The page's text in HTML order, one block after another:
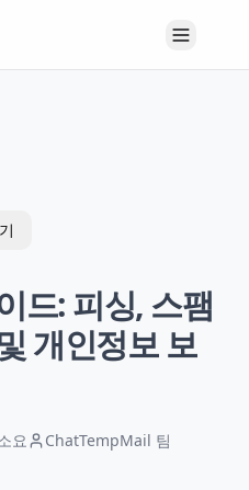
드: 피싱, 스팸
개인정보 보
요 ChatTempMail 팀